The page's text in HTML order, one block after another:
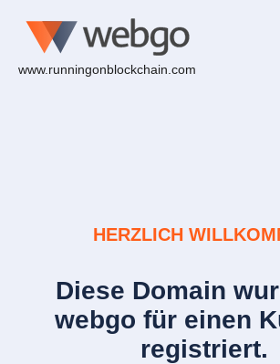
www.runningonblockchain.com
HERZLICH
Diese Domain
webgo für einen
registriert.